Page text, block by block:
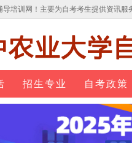
导培训网！主要为自考考生提供资讯服
招生专业 自考政策